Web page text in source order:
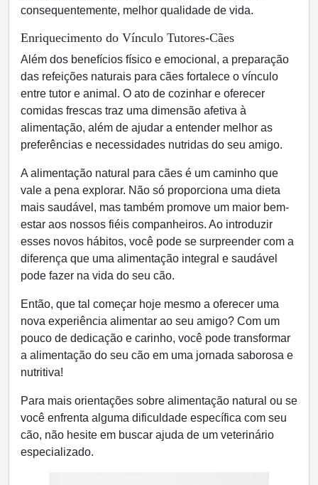
consequentemente, melhor qualidade de vida.
Enriquecimento do Vínculo Tutores-Cães
Além dos benefícios físico e emocional, a preparação
das refeições naturais para cães fortalece o vínculo
entre tutor e animal. O ato de cozinhar e oferecer
comidas frescas traz uma dimensão afetiva à
alimentação, além de ajudar a entender melhor as
preferências e necessidades nutridas do seu amigo.
A alimentação natural para cães é um caminho que
vale a pena explorar. Não só proporciona uma dieta
mais saudável, mas também promove um maior bem-
estar aos nossos fiéis companheiros. Ao introduzir
esses novos hábitos, você pode se surpreender com a
diferença que uma alimentação integral e saudável
pode fazer na vida do seu cão.
Então, que tal começar hoje mesmo a oferecer uma
nova experiência alimentar ao seu amigo? Com um
pouco de dedicação e carinho, você pode transformar
a alimentação do seu cão em uma jornada saborosa e
nutritiva!
Para mais orientações sobre alimentação natural ou se
você enfrenta alguma dificuldade específica com seu
cão, não hesite em buscar ajuda de um veterinário
especializado.